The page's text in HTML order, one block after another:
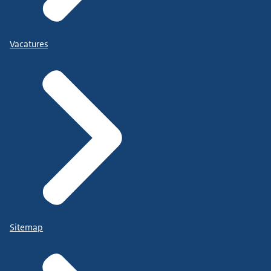
Vacatures
Sitemap